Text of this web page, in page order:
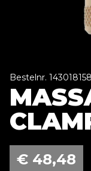
Bestelnr. 143018158
€ 48,48